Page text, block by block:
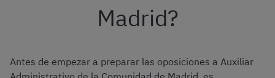
Madrid?
Antes de empezar a preparar las oposiciones a Auxiliar